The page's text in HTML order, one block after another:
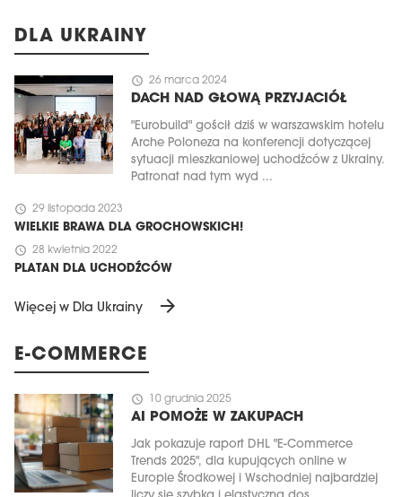
DLA UKRAINY
schedule 26 marca 2024
DACH NAD GŁOWĄ PRZYJACIÓŁ
"Eurobuild" gościł dziś w warszawskim hotelu
Arche Poloneza na konferencji dotyczącej
sytuacji mieszkaniowej uchodźców z Ukrainy.
Patronat nad tym wyd ...
schedule 29 listopada 2023
WIELKIE BRAWA DLA GROCHOWSKICH!
schedule 28 kwietnia 2022
PLATAN DLA UCHODŹCÓW
Więcej w Dla Ukrainy arrow_forward
E-COMMERCE
schedule 10 grudnia 2025
AI POMOŻE W ZAKUPACH
Jak pokazuje raport DHL "E-Commerce
Trends 2025", dla kupujących online w
Europie Środkowej i Wschodniej najbardziej